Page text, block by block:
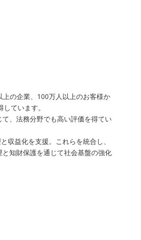
の企業、100万人以上のお客様か
ています。
、法務分野でも高い評価を得てい
益化を支援。これらを統合し、
知財保護を通じて社会基盤の強化